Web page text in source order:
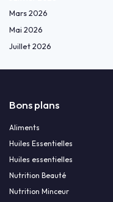
Mars 2026
Mai 2026
Juillet 2026
Bons plans
Aliments
Huiles Essentielles
Huiles essentielles
Nutrition Beauté
Nutrition Minceur